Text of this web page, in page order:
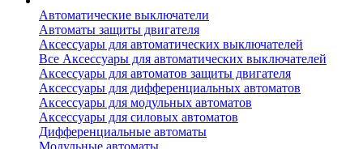
Автоматические выключатели
Автоматы защиты двигателя
Аксессуары для автоматических выключателей
Все Аксессуары для автоматических выключателей
Аксессуары для автоматов защиты двигателя
Аксессуары для дифференциальных автоматов
Аксессуары для модульных автоматов
Аксессуары для силовых автоматов
Дифференциальные автоматы
Модульные автоматы